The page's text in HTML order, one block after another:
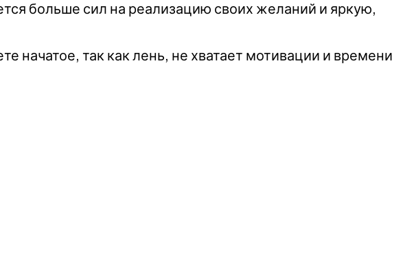
больше сил на реализацию своих желаний и яркую,
начатое, так как лень, не хватает мотивации и времени